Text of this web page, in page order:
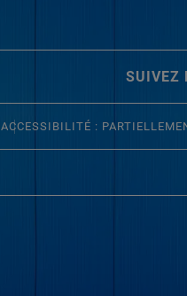
SUIVEZ
ACCESSIBILITÉ :